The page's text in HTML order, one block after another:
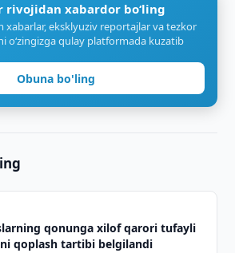
rivojidan xabardor bo‘ling
xabarlar, eksklyuziv reportajlar va tezkor
o‘zingizga qulay platformada kuzatib
Obuna bo'ling
qonunga xilof qarori tufayli
qoplash tartibi belgilandi